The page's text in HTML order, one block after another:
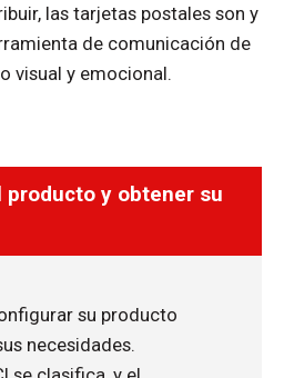
las tarjetas postales son y
de comunicación de
visual y emocional.
producto y obtener su
su producto
necesidades.